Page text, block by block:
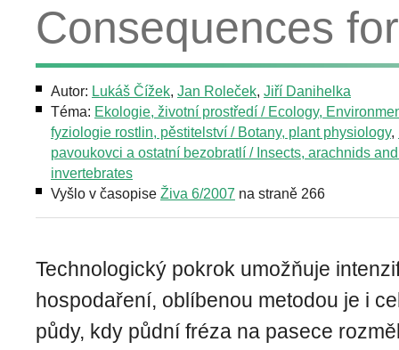
Consequences
Autor: Lukáš Čížek, Jan Roleček, Jiří Danihelka
Téma: Ekologie, životní prostředí / Ecology,
fyziologie rostlin, pěstitelství / Botany, plant physiology,
pavoukovci a ostatní bezobratlí / Insects, arachnids
invertebrates
Vyšlo v časopise Živa 6/2007 na straně 266
Technologický pokrok umožňuje
hospodaření, oblíbenou metodou je i
půdy, kdy půdní fréza na pasece